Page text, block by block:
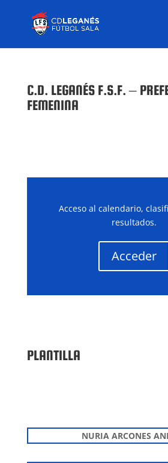
C.D. LEGANÉS F.S.F. –
FEMENINA
Acceso al calendario,
resultados.
Acceder
PLANTILLA
NURIA ARCONES